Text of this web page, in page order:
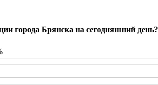
города Брянска на сегодняшний день?